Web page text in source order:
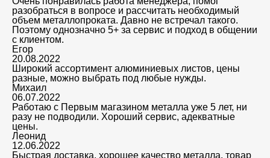
разобраться в вопросе и рассчитать необходимый
объем металлопроката. Давно не встречал такого.
Поэтому однозначно 5+ за сервис и подход в общении
с клиентом.
Егор
20.08.2022
Широкий ассортимент алюминиевых листов, цены
разные, можно выбрать под любые нужды.
Михаил
06.07.2022
Работаю с Первым магазином металла уже 5 лет, ни
разу не подводили. Хороший сервис, адекватные
цены.
Леонид
12.06.2022
Быстрая доставка, хорошее качество металла, товар